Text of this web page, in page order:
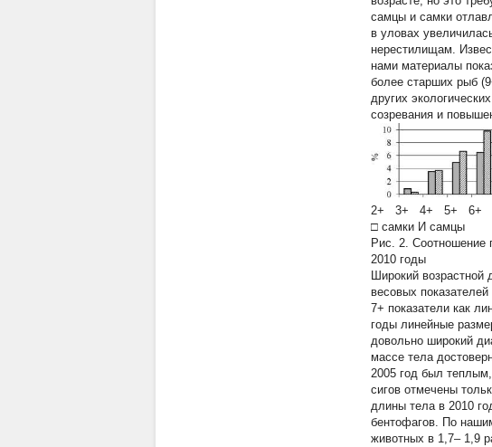
самцы и самки
в уловах
нерестилищам.
нами материалы
более старших рыб
других
созревания и
2+ 3+ 4+ 5+ 6+
□ самки И самцы
Рис. 2. Соотношение
2010 годы
Широкий возрастной
весовых
7+ показатели как
годы линейные
довольно широкий
массе тела
2005 год был
сигов отмечены
длины тела в 2010
бентофагов. По
животных в 1,7– 1,9